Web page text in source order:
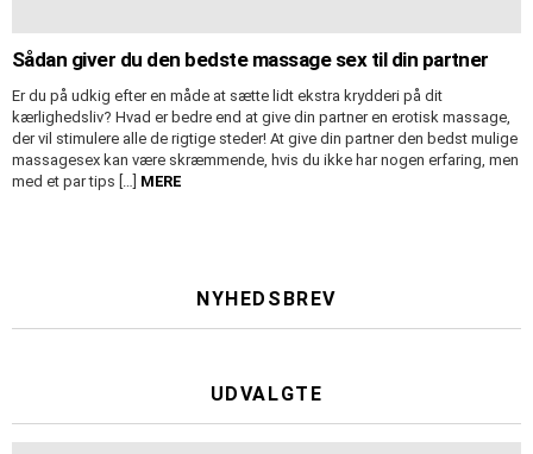
Sådan giver du den bedste massage sex til din partner
Er du på udkig efter en måde at sætte lidt ekstra krydderi på dit
kærlighedsliv? Hvad er bedre end at give din partner en erotisk massage,
der vil stimulere alle de rigtige steder! At give din partner den bedst mulige
massagesex kan være skræmmende, hvis du ikke har nogen erfaring, men
med et par tips […] MERE
NYHEDSBREV
UDVALGTE